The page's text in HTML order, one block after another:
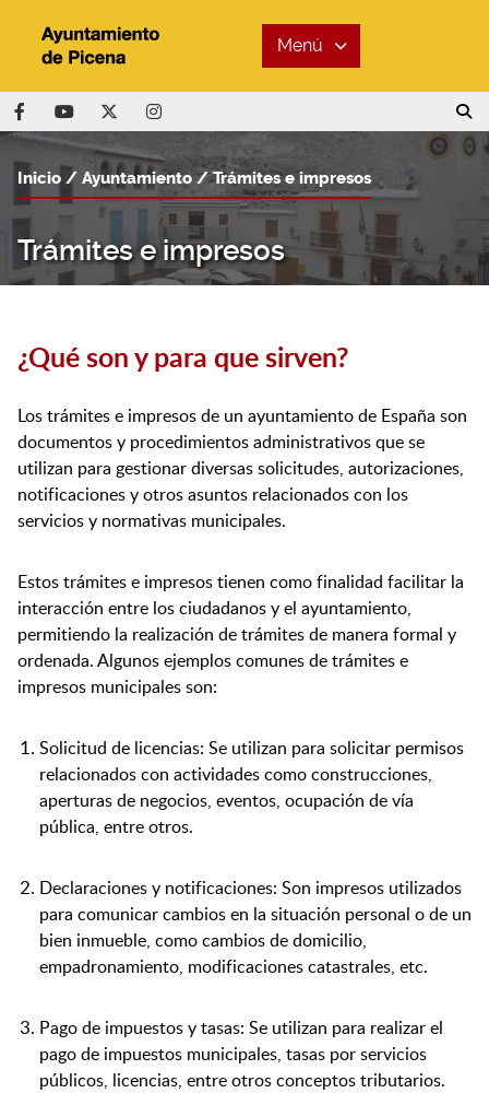
Menú
Trámites e impresos
Inicio Ayuntamiento Trámites e impresos
¿Qué son y para que sirven?
Los trámites e impresos de un ayuntamiento de España son
documentos y procedimientos administrativos que se
utilizan para gestionar diversas solicitudes, autorizaciones,
notificaciones y otros asuntos relacionados con los
servicios y normativas municipales.
Estos trámites e impresos tienen como finalidad facilitar la
interacción entre los ciudadanos y el ayuntamiento,
permitiendo la realización de trámites de manera formal y
ordenada. Algunos ejemplos comunes de trámites e
impresos municipales son:
Solicitud de licencias: Se utilizan para solicitar permisos
relacionados con actividades como construcciones,
aperturas de negocios, eventos, ocupación de vía
pública, entre otros.
Declaraciones y notificaciones: Son impresos utilizados
para comunicar cambios en la situación personal o de un
bien inmueble, como cambios de domicilio,
empadronamiento, modificaciones catastrales, etc.
Pago de impuestos y tasas: Se utilizan para realizar el
pago de impuestos municipales, tasas por servicios
públicos, licencias, entre otros conceptos tributarios.